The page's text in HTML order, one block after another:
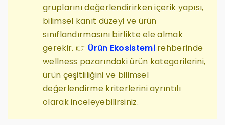
gruplarını değerlendirirken içerik yapısı,
bilimsel kanıt düzeyi ve ürün
sınıflandırmasını birlikte ele almak
gerekir. 👉 Ürün Ekosistemirehberinde
wellness pazarındaki ürün kategorilerini,
ürün çeşitliliğini ve bilimsel
değerlendirme kriterlerini ayrıntılı
olarak inceleyebilirsiniz.